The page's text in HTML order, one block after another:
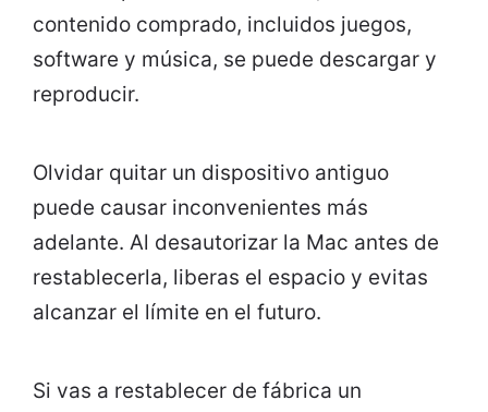
contenido comprado, incluidos juegos,
software y música, se puede descargar y
reproducir.
Olvidar quitar un dispositivo antiguo
puede causar inconvenientes más
adelante. Al desautorizar la Mac antes de
restablecerla, liberas el espacio y evitas
alcanzar el límite en el futuro.
Si vas a restablecer de fábrica un